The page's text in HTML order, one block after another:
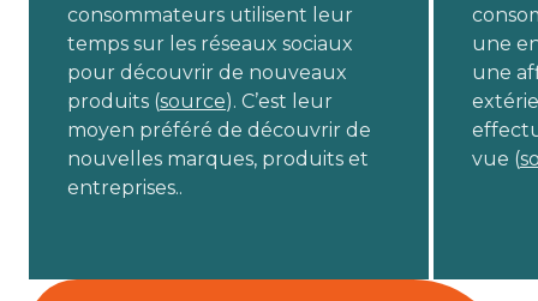
consommateurs utilisent leur
temps sur les réseaux sociaux
pour découvrir de nouveaux
produits (source). C’est leur
moyen préféré de découvrir de
nouvelles marques, produits et
entreprises..
une
une
vue (